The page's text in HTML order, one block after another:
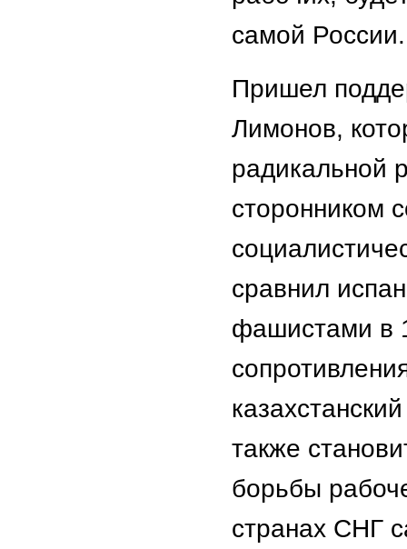
самой России.
Пришел
Лимонов,
радикальной
сторонником
сравнил
фашистами в
также
борьбы
странах СНГ